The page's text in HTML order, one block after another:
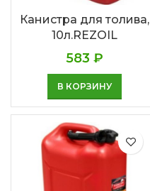
Канистра для толива,
10л.REZOIL
583 ₽
В КОРЗИНУ